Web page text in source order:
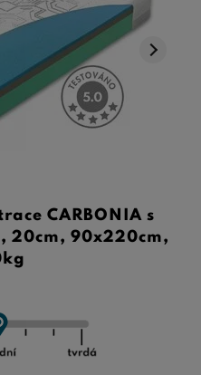
CARBONIA s
20cm, 90x220cm,